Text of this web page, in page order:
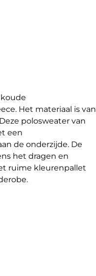
Het materiaal is van
polosweater van
een
de onderzijde. De
het dragen en
ruime kleurenpallet